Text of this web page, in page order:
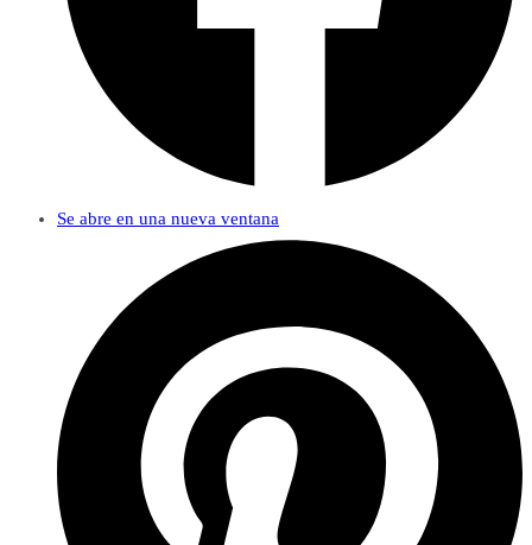
Se abre en una nueva ventana